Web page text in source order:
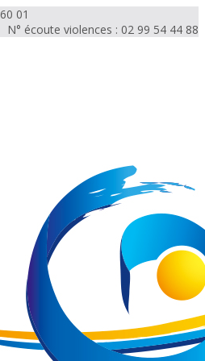
01
N° écoute violences : 02 99 54 44 88